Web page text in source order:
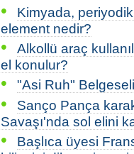
•
Kimyada,
element nedir?
•
Alkollü araç
el konulur?
• "Asi Ruh" Belgeseli
•
Sanço Pança
Savaşı'nda sol elini
•
Başlıca üyesi